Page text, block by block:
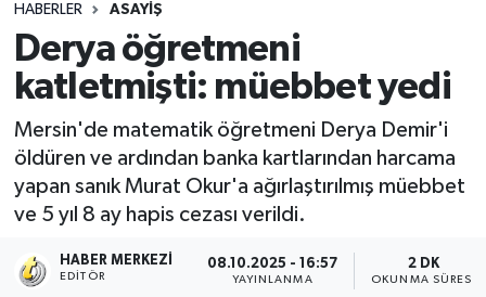
HABERLER ASAYIŞ
Derya öğretmeni
katletmişti: müebbet yedi
Mersin'de matematik öğretmeni Derya Demir'i
öldüren ve ardından banka kartlarından harcama
yapan sanık Murat Okur'a ağırlaştırılmış müebbet
ve 5 yıl 8 ay hapis cezası verildi.
HABER MERKEZI
EDITÖR
08.10.2025 - 16:57
YAYINLANMA
2 DK
OKUNMA SÜRESI
Ulusal Haberler
Vefat Edenler